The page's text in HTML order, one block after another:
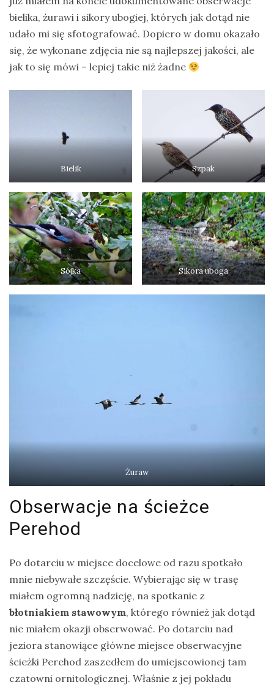
bielika, żurawi i sikory ubogiej, których jak dotąd nie
udało mi się sfotografować. Dopiero w domu okazało
się, że wykonane zdjęcia nie są najlepszej jakości, ale
jak to się mówi – lepiej takie niż żadne
Bielik Szpak
Sójka Sikora uboga
Żuraw
Obserwacje na ścieżce
Perehod
Po dotarciu w miejsce docelowe od razu spotkało
mnie niebywałe szczęście. Wybierając się w trasę
miałem ogromną nadzieję, na spotkanie z
błotniakiem stawowym, którego również jak dotąd
nie miałem okazji obserwować. Po dotarciu nad
jeziora stanowiące główne miejsce obserwacyjne
ścieżki Perehod zaszedłem do umiejscowionej tam
czatowni ornitologicznej. Właśnie z jej pokładu